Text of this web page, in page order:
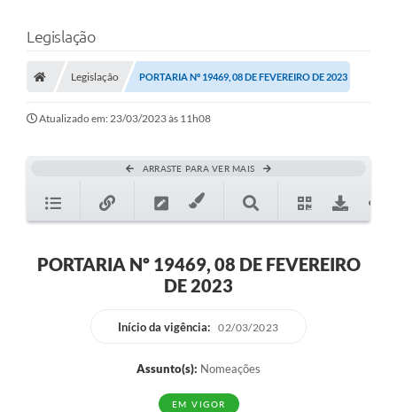
Legislação
Legislação PORTARIA Nº 19469, 08 DE FEVEREIRO DE 2023
Atualizado em: 23/03/2023 às 11h08
ARRASTE PARA VER MAIS
PORTARIA Nº 19469, 08 DE FEVEREIRO
DE 2023
Início da vigência: 02/03/2023
Assunto(s): Nomeações
EM VIGOR